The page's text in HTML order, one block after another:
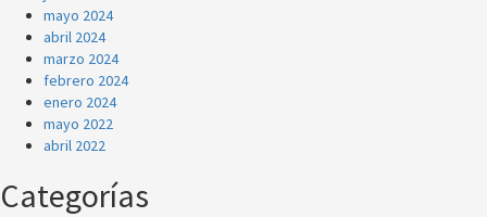
mayo 2024
abril 2024
marzo 2024
febrero 2024
enero 2024
mayo 2022
abril 2022
Categorías